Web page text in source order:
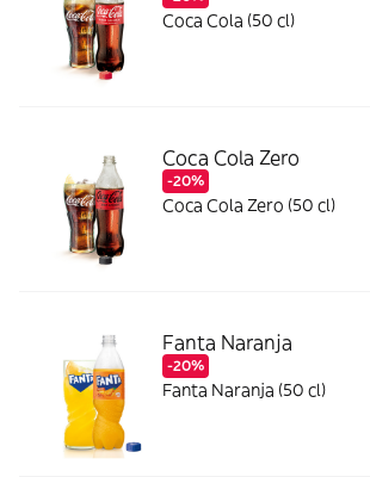
Coca Cola (50 cl)
Coca Cola Zero
-20%
Coca Cola Zero (50 cl)
Fanta Naranja
-20%
Fanta Naranja (50 cl)